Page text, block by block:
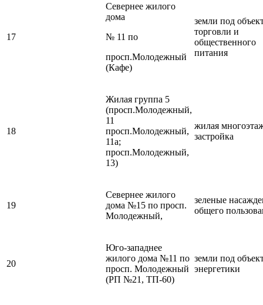
17
Севернее жилого
дома
№ 11 по
просп.Молодежный
(Кафе)
земли под
торговли и
общественного
питания
18
Жилая группа 5
(просп.Молодежный,
11
просп.Молодежный,
11а;
просп.Молодежный,
13)
жилая
застройка
19
Севернее жилого
дома №15 по просп.
Молодежный,
зеленые
общего
20
Юго-западнее
жилого дома №11 по
просп. Молодежный
(РП №21, ТП-60)
земли под
энергетики